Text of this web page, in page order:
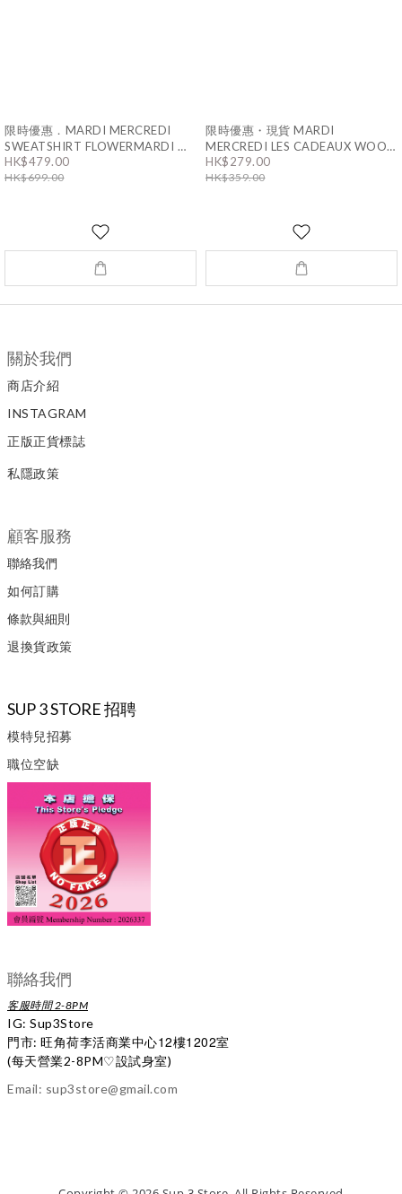
限時優惠．MARDI MERCREDI
SWEATSHIRT FLOWERMARDI ♡
11色男女通用
HK$479.00
HK$699.00
限時優惠・現貨 MARDI
MERCREDI LES CADEAUX WOOL
MUFFLER CHECK｜6色 男女同款
HK$279.00
HK$359.00
關於我們
商店介紹
INSTAGRAM
正版正貨標誌
私隱政策
顧客服務
聯絡我們
如何訂購
條款與細則
退換貨政策
SUP 3 STORE 招聘
模特兒招募
職位空缺
聯絡我們
客服時間 2-8PM
IG: Sup3Store
門市: 旺角荷李活商業中心12樓1202室
(每天營業2-8PM♡設試身室)
Email: sup3store@gmail.com